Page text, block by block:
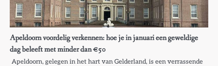
Apeldoorn voordelig verkennen: hoe je in januari een geweldige
dag beleeft met minder dan €50
Apeldoorn, gelegen in het hart van Gelderland, is een verrassende